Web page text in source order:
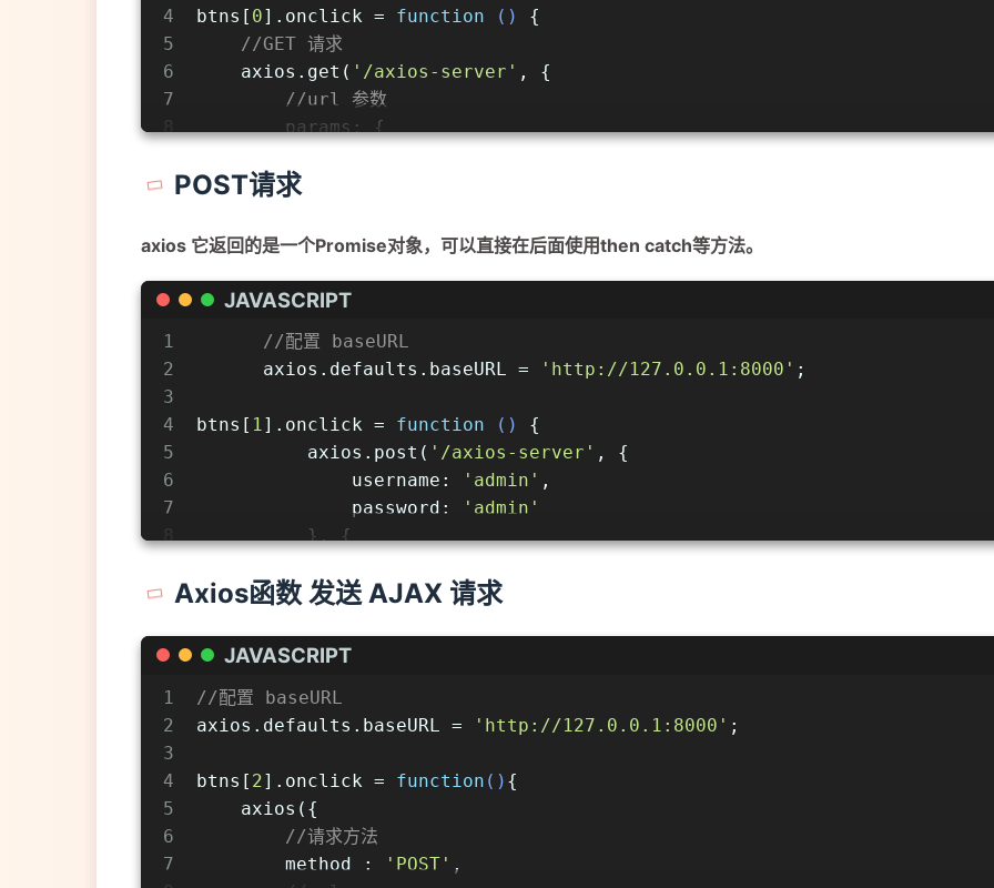
4
5
6
7
8
10
12
14
16
17
18
19
20
btns[ 0].onclick = function ( ) {
//GET 请求
    axios.get(
'/axios-server' , {
//url 参数
params: {
//请求头信息
name
        }
    }).then(
value => {
    });
POST请求
axios 它返回的是一个Promise对象，可以直接在后面使用then catch等方法。
JAVASCRIPT
1
2
3
4
5
6
7
8
10
12
14
15
16
17
18
19
20
//配置 baseURL
      axios.defaults.baseURL =
'http://127.0.0.1:8000' ;
btns[ 1].onclick = function ( ) {
          axios.post(
'/axios-server' , {
username : 'admin' ,
password :
'admin'
          }, {
params: {
headers: {
weight: 180
              }
          }).then(
console .log(value);
Axios函数 发送 AJAX 请求
JAVASCRIPT
1
2
3
4
5
6
7
//配置 baseURL
axios.defaults.baseURL =
'http://127.0.0.1:8000' ;
btns[ 2].onclick = function ( ) {
    axios({
//请求方法
method : 'POST' ,